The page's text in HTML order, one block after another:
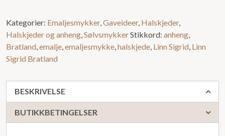
Kategorier: Emaljesmykker,Gaveideer, Halskjeder,
Halskjeder og anheng,SølvsmykkerStikkord: anheng,
Bratland,emalje,emaljesmykke,halskjede, Linn Sigrid, Linn
Sigrid Bratland
BESKRIVELSE
BUTIKKBETINGELSER